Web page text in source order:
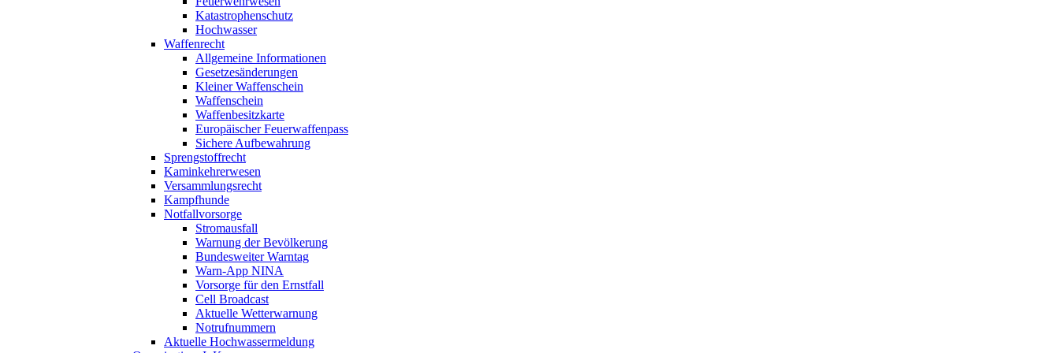
Katastrophenschutz
Hochwasser
Waffenrecht
Allgemeine Informationen
Gesetzesänderungen
Kleiner Waffenschein
Waffenschein
Waffenbesitzkarte
Europäischer Feuerwaffenpass
Sichere Aufbewahrung
Sprengstoffrecht
Kaminkehrerwesen
Versammlungsrecht
Kampfhunde
Notfallvorsorge
Stromausfall
Warnung der Bevölkerung
Bundesweiter Warntag
Warn-App NINA
Vorsorge für den Ernstfall
Cell Broadcast
Aktuelle Wetterwarnung
Notrufnummern
Aktuelle Hochwassermeldung